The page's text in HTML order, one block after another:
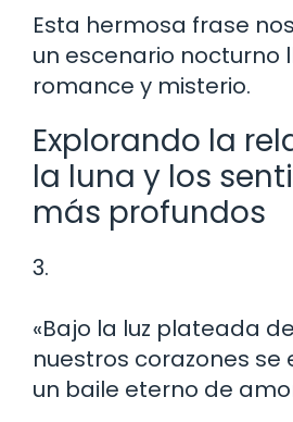
Esta hermosa frase
un escenario nocturno
romance y misterio.
Explorando la
la luna y los
más profundos
3.
«Bajo la luz plateada
nuestros corazones se
un baile eterno de